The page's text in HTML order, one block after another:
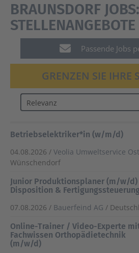
BRAUNSDORF JOBS:
STELLENANGEBOTE
Passende Jobs
GRENZEN SIE IHRE
Betriebselektriker*in (w/m/d)
04.08.2026 / Veolia Umweltservice
Wünschendorf
Junior Produktionsplaner (m/w/d)
Disposition &
07.08.2026 / Bauerfeind AG /
Online-Trainer / Video-Experte
Fachwissen Orthopädietechnik
(m/w/d)